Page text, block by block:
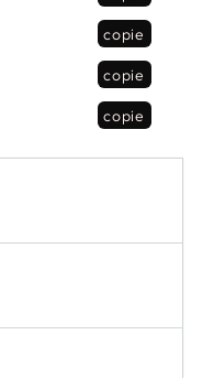
copie
copie
copie